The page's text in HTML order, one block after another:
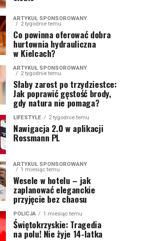
ARTYKUŁ SPONSOROWANY
2 tygodnie temu
Co powinna oferować dobra
hurtownia hydrauliczna
w Kielcach?
ARTYKUŁ SPONSOROWANY
2 tygodnie temu
Słaby zarost po trzydziestce:
Jak poprawić gęstość brody,
gdy natura nie pomaga?
LIFESTYLE 2 tygodnie temu
Nawigacja 2.0 w aplikacji
Rossmann PL
ARTYKUŁ SPONSOROWANY
1 miesiąc temu
Wesele w hotelu – jak
zaplanować eleganckie
przyjęcie bez chaosu
POLICJA 1 miesiąc temu
Świętokrzyskie: Tragedia
na polu! Nie żyje 14-latka